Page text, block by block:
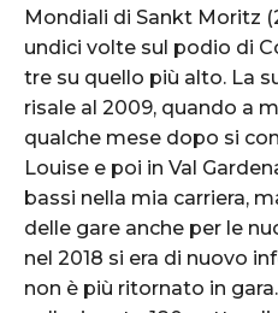
Mondiali di Sankt Moritz
undici volte sul podio di
tre su quello più alto. La
risale al 2009, quando a
qualche mese dopo si
Louise e poi in Val
bassi nella mia carriera,
delle gare anche per le
nel 2018 si era di nuovo
non è più ritornato in